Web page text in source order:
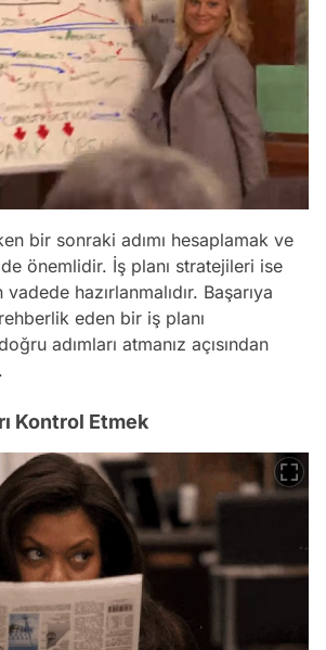
bir sonraki adımı hesaplamak ve
önemlidir. İş planı stratejileri ise
hazırlanmalıdır. Başarıya
eden bir iş planı
adımları atmanız açısından
Kontrol Etmek